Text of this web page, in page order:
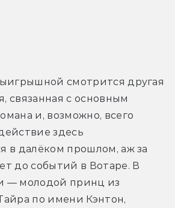
смотрится другая
связанная с основным
и, возможно, всего
здесь
в далёком прошлом, аж за
до событий в Вотаре. В
— молодой принц из
по имени Кэнтон,